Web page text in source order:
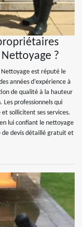
?
Nettoyage est réputé le
années d’expérience à
de qualité à la hauteur
Les professionnels qui
sollicitent ses services.
lui confiant le nettoyage
de devis détaillé gratuit et